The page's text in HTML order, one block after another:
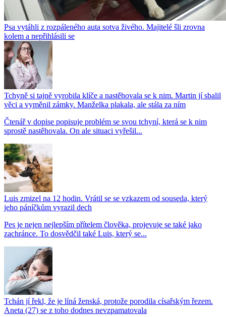
Psa vytáhli z rozpáleného auta sotva živého. Majitelé šli zrovna
kolem a nepřihlásili se
Tchyně si tajně vyrobila klíče a nastěhovala se k nim. Martin jí sbalil
věci a vyměnil zámky. Manželka plakala, ale stála za ním
Čtenář v dopise popisuje problém se svou tchyní, která se k nim
sprostě nastěhovala. On ale situaci vyřešil...
Luis zmizel na 12 hodin. Vrátil se se vzkazem od souseda, který
jeho páníčkům vyrazil dech
Pes je nejen nejlepším přítelem člověka, projevuje se také jako
zachránce. To dosvědčil také Luis, který se...
Tchán jí řekl, že je líná ženská, protože porodila císařským řezem.
Aneta (27) se z toho dodnes nevzpamatovala